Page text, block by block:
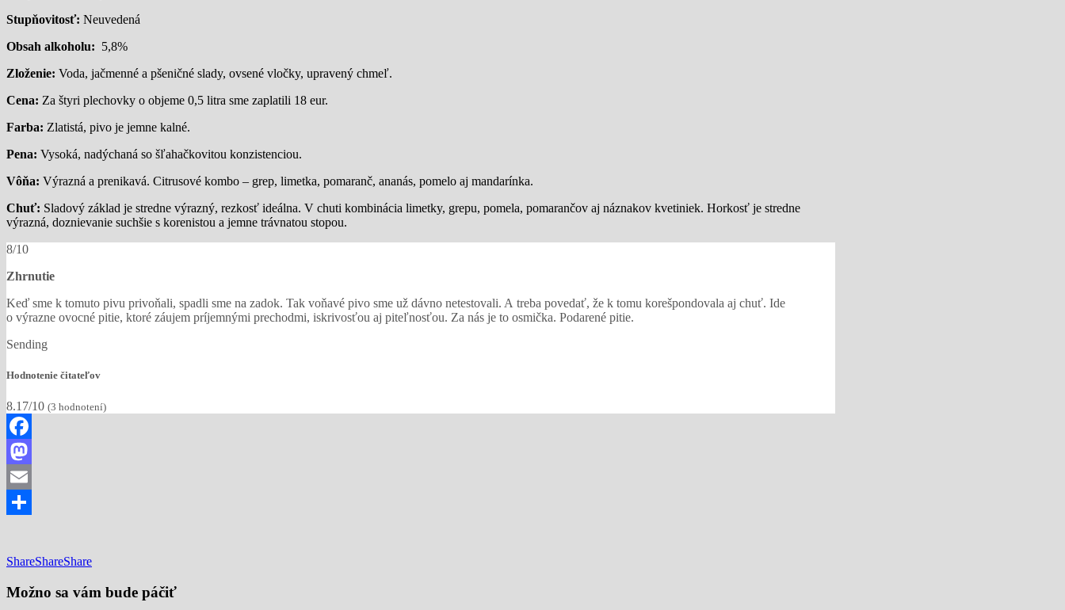
Stupňovitosť: Neuvedená
Obsah alkoholu: 5,8%
Zloženie: Voda, jačmenné a pšeničné slady, ovsené vločky, upravený chmeľ.
Cena: Za štyri plechovky o objeme 0,5 litra sme zaplatili 18 eur.
Farba: Zlatistá, pivo je jemne kalné.
Pena: Vysoká, nadýchaná so šľahačkovitou konzistenciou.
Vôňa: Výrazná a prenikavá. Citrusové kombo – grep, limetka, pomaranč, ananás, pomelo aj mandarínka.
Chuť: Sladový základ je stredne výrazný, rezkosť ideálna. V chuti kombinácia limetky, grepu, pomela, pomarančov aj náznakov kvetiniek. Horkosť je stredne
výrazná, doznievanie suchšie s korenistou a jemne trávnatou stopou.
8/10
Zhrnutie
Keď sme k tomuto pivu privoňali, spadli sme na zadok. Tak voňavé pivo sme už dávno netestovali. A treba povedať, že k tomu korešpondovala aj chuť. Ide
o výrazne ovocné pitie, ktoré záujem príjemnými prechodmi, iskrivosťou aj piteľnosťou. Za nás je to osmička. Podarené pitie.
Sending
Hodnotenie čitateľov
8.17/10 (3 hodnotení)
Facebook
Mastodon
Email
ShareShareShare
Možno sa vám bude páčiť